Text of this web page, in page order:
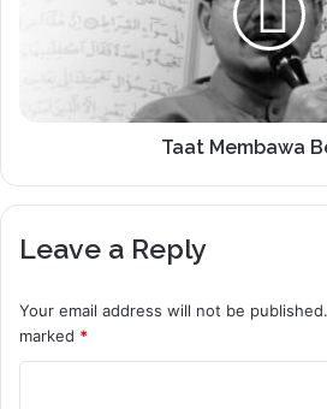
Taat Membawa
Leave a Reply
Your email address will not be published.
marked *